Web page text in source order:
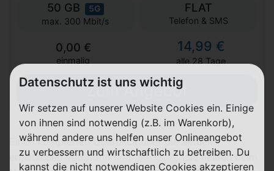
50 GB 5G
max. 300 Mbit/s
FLAT
Telefon & SMS
0,00 €
einmalig
14,99 €
alle 28 Tage
Zum Angebot
Einen kompletten Überblick über die aktuell
erhältlichenVodafone Prepaid-Tarife(sie heißen beim
Datenschutz ist uns wichtig
Wir setzen auf unserer Website Cookies ein. Einige
von ihnen sind notwendig (z.B. im Warenkorb),
während andere uns helfen unser Onlineangebot
zu verbessern und wirtschaftlich zu betreiben. Du
kannst die nicht notwendigen Cookies akzeptieren